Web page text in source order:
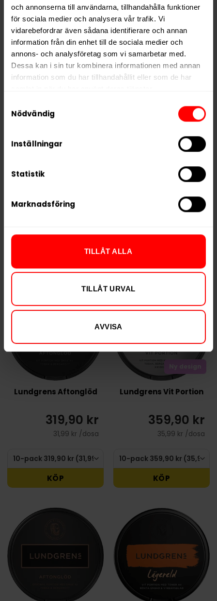
och annonserna till användarna, tillhandahålla funktioner
för sociala medier och analysera vår trafik. Vi
vidarebefordrar även sådana identifierare och annan
information från din enhet till de sociala medier och
annons- och analysföretag som vi samarbetar med.
Dessa kan i sin tur kombinera informationen med annan
information som du har tillhandahållit eller som de har
We work with
who may receive and
Nödvändig
Inställningar
Statistik
Marknadsföring
TILLÅT ALLA
TILLÅT URVAL
AVVISA
KÖP KÖP
Lundgrens
Skärgården
319,90 kr
31,99 kr /dosa
Lundgrens Aros Dagg
309,90 kr
30,99 kr /dosa
Lundgrens Aftonglöd
319,90 kr
31,99 kr /dosa
KÖP
Ny design
Lundgrens Vit Portion
359,90 kr
35,99 kr /dosa
KÖP